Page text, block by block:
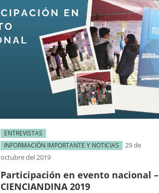
ENTREVISTAS
INFORMACIÓN IMPORTANTE Y NOTICIAS
29 de
octubre del 2019
Participación en evento nacional –
CIENCIANDINA 2019